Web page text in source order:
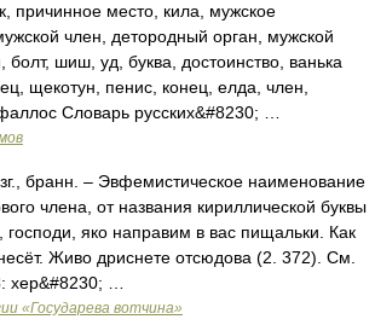
причинное место, кила, мужское
член, детородный орган, мужской
болт, шиш, уд, буква, достоинство, ванька
щекотун, пенис, конец, елда, член,
Словарь русских&#8230; …
бранн. – Эвфемистическое наименование
члена, от названия кириллической буквы
яко направим в вас пищальки. Как
Живо дриснете отсюдова (2. 372). См.
хер&#8230; …
«Государева вотчина»